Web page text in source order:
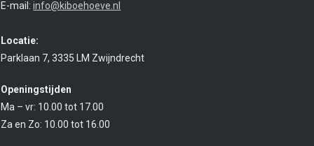
E-mail:info@kiboehoeve.nl
Locatie:
Parklaan 7, 3335 LM Zwijndrecht
Openingstijden
Ma – vr: 10.00 tot 17.00
Za en Zo: 10.00 tot 16.00